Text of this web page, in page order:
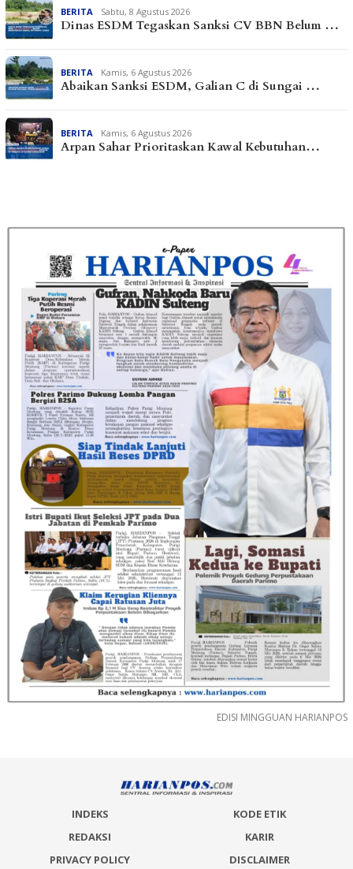
BERITA Sabtu, 8 Agustus 2026
Dinas ESDM Tegaskan Sanksi CV BBN Belum …
BERITA Kamis, 6 Agustus 2026
Abaikan Sanksi ESDM, Galian C di Sungai …
BERITA Kamis, 6 Agustus 2026
Arpan Sahar Prioritaskan Kawal Kebutuhan…
EDISI MINGGUAN HARIANPOS
INDEKS
KODE ETIK
REDAKSI
KARIR
PRIVACY POLICY
DISCLAIMER